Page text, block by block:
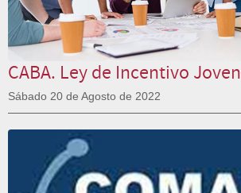
CABA. Ley de Incentivo Joven
Sábado 20 de Agosto de 2022